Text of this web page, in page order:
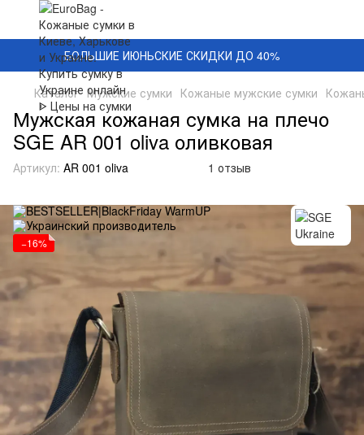
БОЛЬШИЕ ИЮНЬСКИЕ СКИДКИ ДО 40%
Каталог Мужские сумки Кожаные мужские сумки
Мужская кожаная сумка на плечо
SGE AR 001 oliva оливковая
Артикул: AR 001 oliva 1 отзыв
−16%